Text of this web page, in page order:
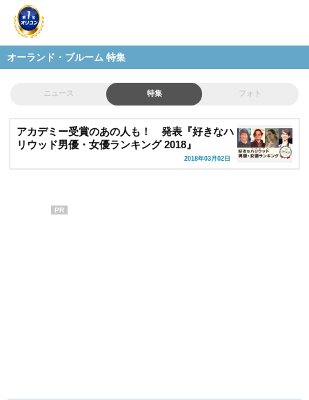
オーランド・ブルーム 特集
ニュース 特集 フォト
アカデミー受賞のあの人も！ 発表『好きなハ
リウッド男優・女優ランキング 2018』
2018年03月02日
PR